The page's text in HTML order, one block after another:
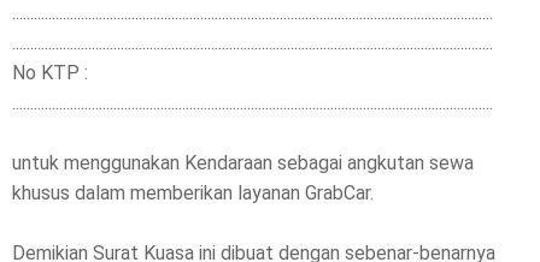
.....................................................................................................................................
.....................................................................................................................................
No KTP :
.....................................................................................................................................
untuk menggunakan Kendaraan sebagai angkutan sewa
khusus dalam memberikan layanan GrabCar.
Demikian Surat Kuasa ini dibuat dengan sebenar-benarnya